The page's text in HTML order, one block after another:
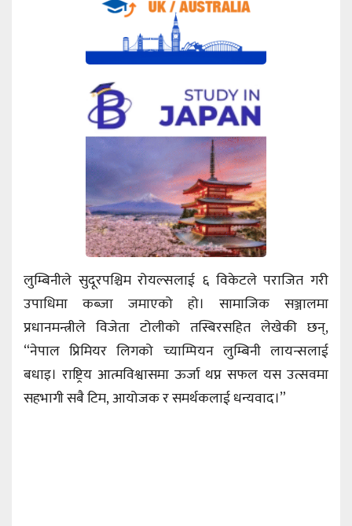
लुम्बिनीले सुदूरपश्चिम रोयल्सलाई ६ विकेटले पराजित गरी
उपाधिमा कब्जा जमाएको हो। सामाजिक सञ्जालमा
प्रधानमन्त्रीले विजेता टोलीको तस्बिरसहित लेखेकी छन्‚
“नेपाल प्रिमियर लिगको च्याम्पियन लुम्बिनी लायन्सलाई
बधाइ। राष्ट्रिय आत्मविश्वासमा ऊर्जा थप्न सफल यस उत्सवमा
सहभागी सबै टिम‚ आयोजक र समर्थकलाई धन्यवाद।”